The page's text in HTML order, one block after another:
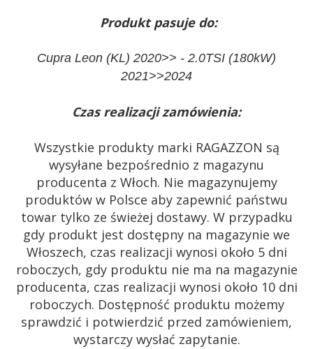
Produkt pasuje do:
Cupra Leon (KL) 2020>> - 2.0TSI (180kW)
2021>>2024
Czas realizacji zamówienia:
Wszystkie produkty marki RAGAZZON są
wysyłane bezpośrednio z magazynu
producenta z Włoch. Nie magazynujemy
produktów w Polsce aby zapewnić państwu
towar tylko ze świeżej dostawy. W przypadku
gdy produkt jest dostępny na magazynie we
Włoszech, czas realizacji wynosi około 5 dni
roboczych, gdy produktu nie ma na magazynie
producenta, czas realizacji wynosi około 10 dni
roboczych. Dostępność produktu możemy
sprawdzić i potwierdzić przed zamówieniem,
wystarczy wysłać zapytanie.